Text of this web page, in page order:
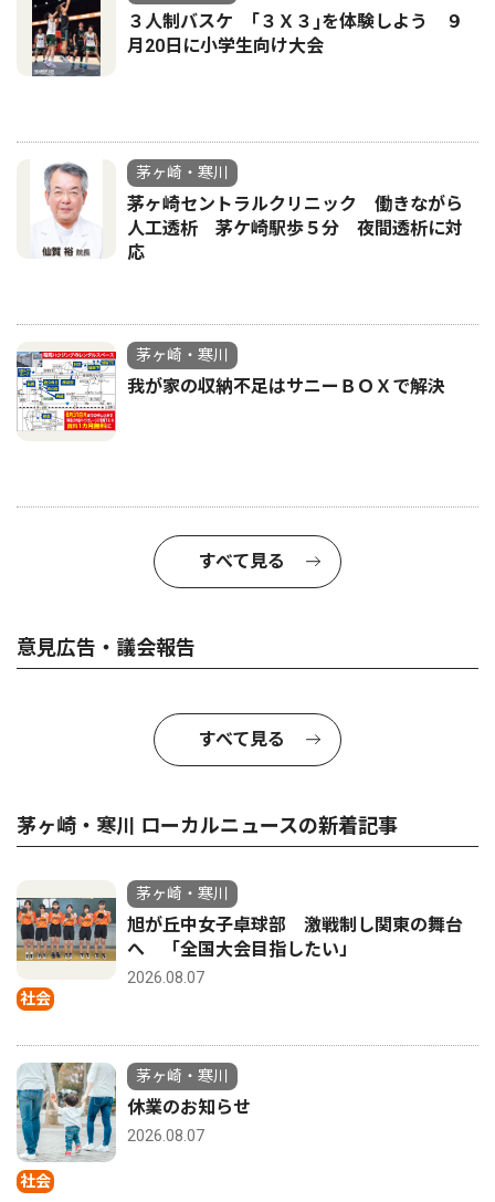
３人制バスケ ｢３Ｘ３｣を体験しよう ９
月20日に小学生向け大会
茅ヶ崎・寒川
茅ヶ崎セントラルクリニック 働きながら
人工透析 茅ケ崎駅歩５分 夜間透析に対
応
茅ヶ崎・寒川
我が家の収納不足はサニーＢＯＸで解決
すべて見る
意見広告・議会報告
すべて見る
茅ヶ崎・寒川 ローカルニュースの新着記事
社会
茅ヶ崎・寒川
旭が丘中女子卓球部 激戦制し関東の舞台
へ 「全国大会目指したい」
2026.08.07
社会
茅ヶ崎・寒川
休業のお知らせ
2026.08.07